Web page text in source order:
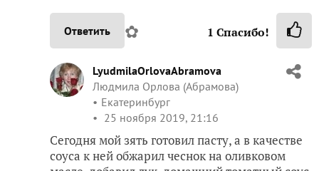
Ответить ✿ 1 Спасибо!
LyudmilaOrlovaAbramova
Людмила Орлова (Абрамова)
Екатеринбург
25 ноября 2019, 21:16
Сегодня мой зять готовил пасту, а в качестве
соуса к ней обжарил чеснок на оливковом